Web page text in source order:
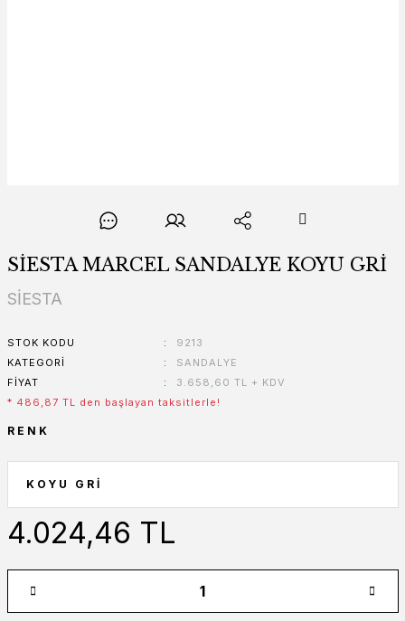
SİESTA MARCEL SANDALYE KOYU GRİ
SİESTA
STOK KODU
9213
KATEGORI
SANDALYE
FIYAT
3.658,60 TL + KDV
* 486,87 TL den başlayan taksitlerle!
RENK
4.024,46 TL